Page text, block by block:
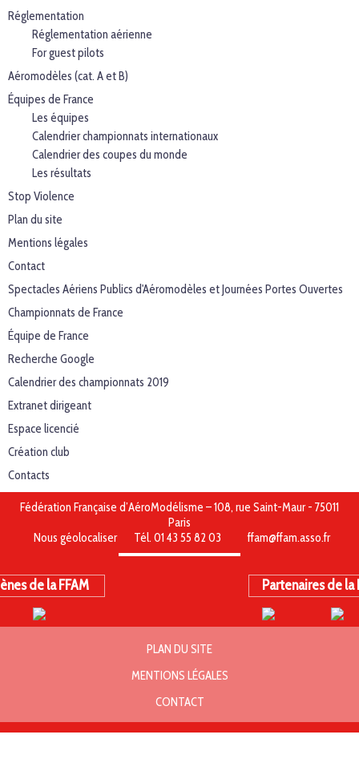
Réglementation
Réglementation aérienne
For guest pilots
Aéromodèles (cat. A et B)
Équipes de France
Les équipes
Calendrier championnats internationaux
Calendrier des coupes du monde
Les résultats
Stop Violence
Plan du site
Mentions légales
Contact
Spectacles Aériens Publics d'Aéromodèles et Journées Portes Ouvertes
Championnats de France
Équipe de France
Recherche Google
Calendrier des championnats 2019
Extranet dirigeant
Espace licencié
Création club
Contacts
Fédération Française d’AéroModélisme – 108, rue Saint-Maur - 75011
Paris
Nous géolocaliser
Tél. 01 43 55 82 03 ffam@ffam.asso.fr
de la FFAM Partenaires de la
PLAN DU SITE
MENTIONS LÉGALES
CONTACT